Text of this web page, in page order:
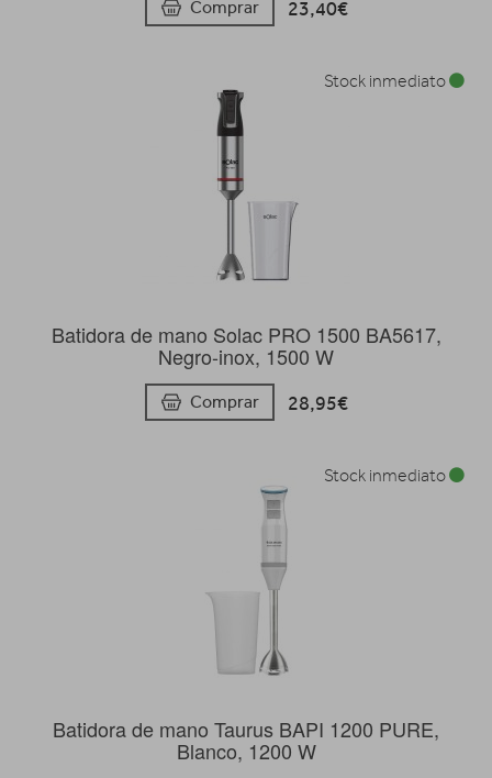
Comprar 23,40€
Batidora de mano Solac PRO 1500 BA5617,
Negro-inox, 1500 W
Comprar 28,95€
Stock inmediato
Batidora de mano Taurus BAPI 1200 PURE,
Blanco, 1200 W
Stock inmediato